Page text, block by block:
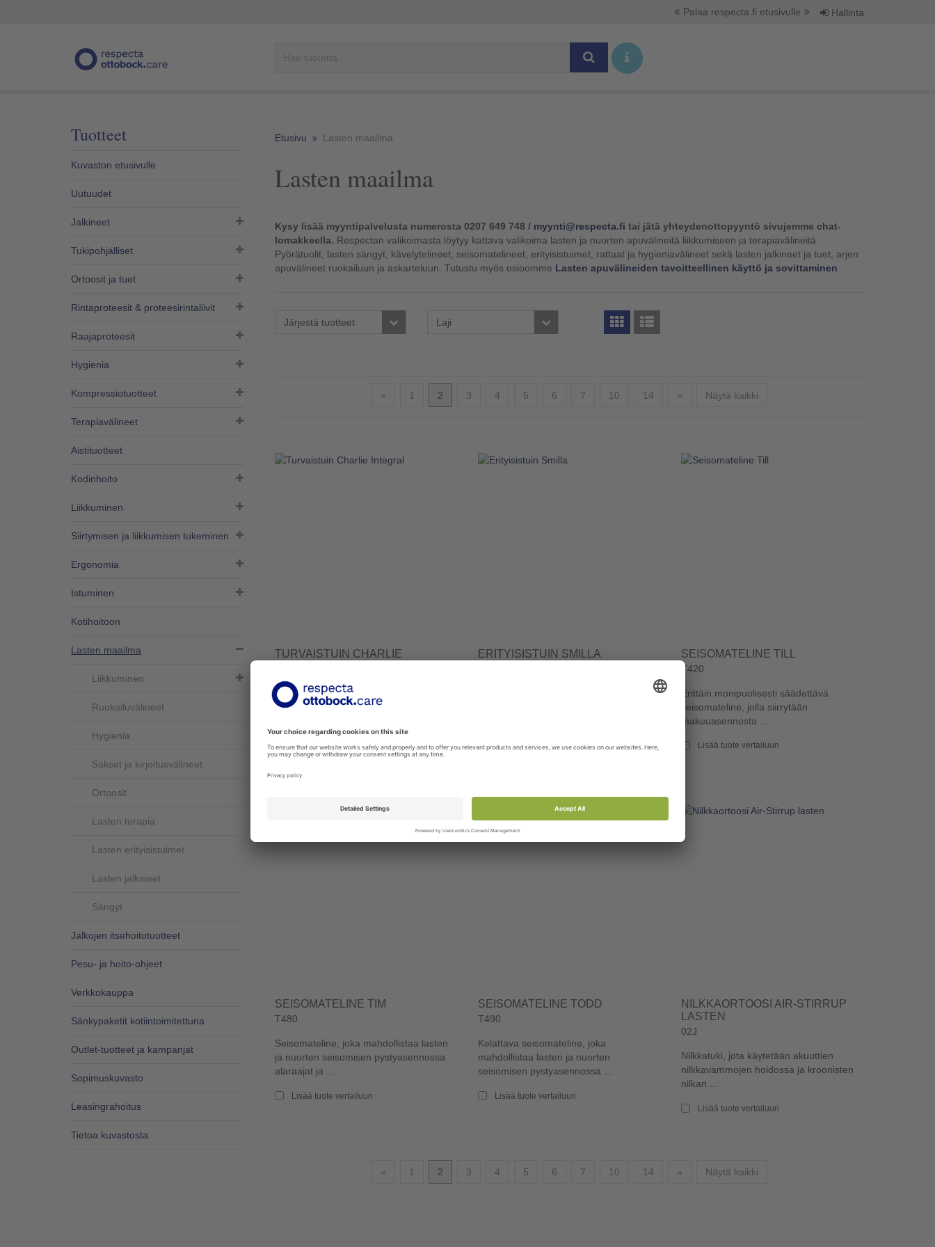
Palaa respecta.fi etusivulle Hallinta
Tuotteet
Kuvaston etusivulle
Uutuudet
Jalkineet
Tukipohjalliset
Ortoosit ja tuet
Rintaproteesit & proteesirintaliivit​
Raajaproteesit
Hygienia
Kompressiotuotteet
Terapiavälineet
Aistituotteet
Kodinhoito
Liikkuminen
Siirtymisen ja liikkumisen tukeminen
Ergonomia
Istuminen
Kotihoitoon
Lasten maailma
Liikkuminen
Ruokailuvälineet
Hygienia
Sakset ja kirjoitusvälineet
Ortoosit
Lasten terapia
Lasten erityisistuimet
Lasten jalkineet
Sängyt
Jalkojen itsehoitotuotteet
Pesu- ja hoito-ohjeet
Verkkokauppa
Sänkypaketit kotiintoimitettuna
Outlet-tuotteet ja kampanjat
Sopimuskuvasto
Leasingrahoitus
Tietoa kuvastosta
Etusivu Lasten maailma
Lasten maailma
Kysy lisää myyntipalvelusta numerosta 0207 649 748 / myynti@respecta.fi tai jätä yhteydenottopyyntö sivujemme chat-
lomakkeella. Respectan valikoimasta löytyy kattava valikoima lasten ja nuorten apuvälineitä liikkumiseen ja terapiavälineitä.
Pyörätuolit, lasten sängyt, kävelytelineet, seisomatelineet, erityisistuimet, rattaat ja hygieniavälineet sekä lasten jalkineet ja tuet, arjen
apuvälineet ruokailuun ja askarteluun. Tutustu myös osioomme Lasten apuvälineiden tavoitteellinen käyttö ja sovittaminen
Järjestä tuotteet Laji
«Edellinen
1 2 3 4 5 6 7 10 14 »SeuraavaNäytä kaikki
TURVAISTUIN CHARLIE
M1202100 / M1202200
Lasten erityisturvaistuin Charlie Integral
...
Lisää tuote vertailuun
ERITYISISTUIN SMILLA
Lasten yleistuoli kotiin ja päiväkotiin, joka
SEISOMATELINE TILL
T420
Erittäin monipuolisesti säädettävä
seisomateline, jolla siirrytään
makuuasennosta ...
Lisää tuote vertailuun
SEISOMATELINE TIM
T480
Seisomateline, joka mahdollistaa lasten
ja nuorten seisomisen pystyasennossa
alaraajat ja ...
Lisää tuote vertailuun
SEISOMATELINE TODD
T490
Kelattava seisomateline, joka
mahdollistaa lasten ja nuorten
seisomisen pystyasennossa ...
Lisää tuote vertailuun
NILKKAORTOOSI AIR-STIRRUP
LASTEN
02J
Nilkkatuki, jota käytetään akuuttien
nilkkavammojen hoidossa ja kroonisten
nilkan ...
Lisää tuote vertailuun
«Edellinen
1 2 3 4 5 6 7 10 14 »SeuraavaNäytä kaikki